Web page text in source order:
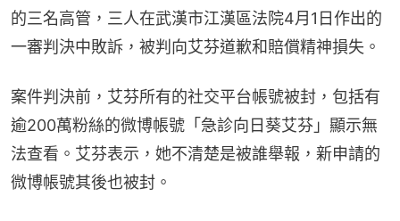
的三名高管，三人在武漢市江漢區法院4月1日作出的
一審判決中敗訴，被判向艾芬道歉和賠償精神損失。
案件判決前，艾芬所有的社交平台帳號被封，包括有
逾200萬粉絲的微博帳號「急診向日葵艾芬」顯示無
法查看。艾芬表示，她不清楚是被誰舉報，新申請的
微博帳號其後也被封。